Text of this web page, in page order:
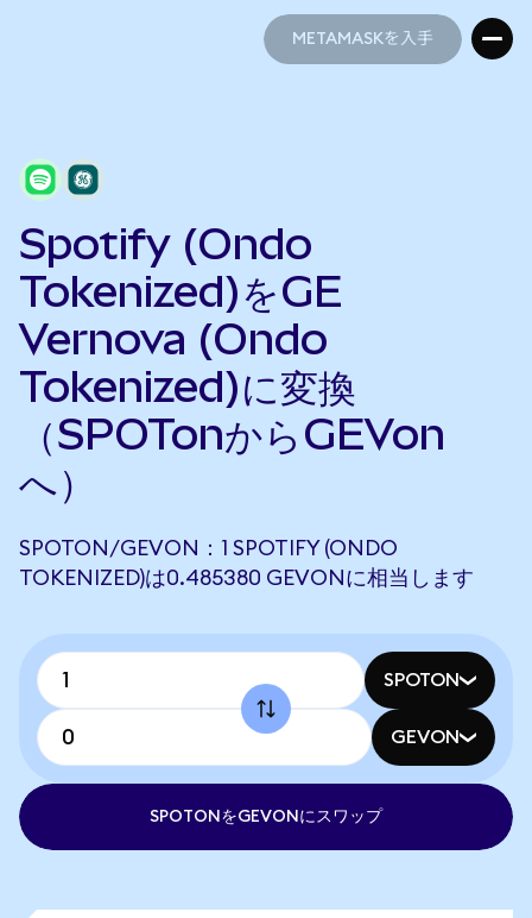
METAMASKを入手
Spotify (Ondo
Tokenized)をGE
Vernova (Ondo
Tokenized)に変換
（SPOTonからGEVon
へ）
SPOTON/GEVON：1 SPOTIFY (ONDO
TOKENIZED)は0.485380 GEVONに相当します
SPOTON
GEVON
SPOTONをGEVONにスワップ